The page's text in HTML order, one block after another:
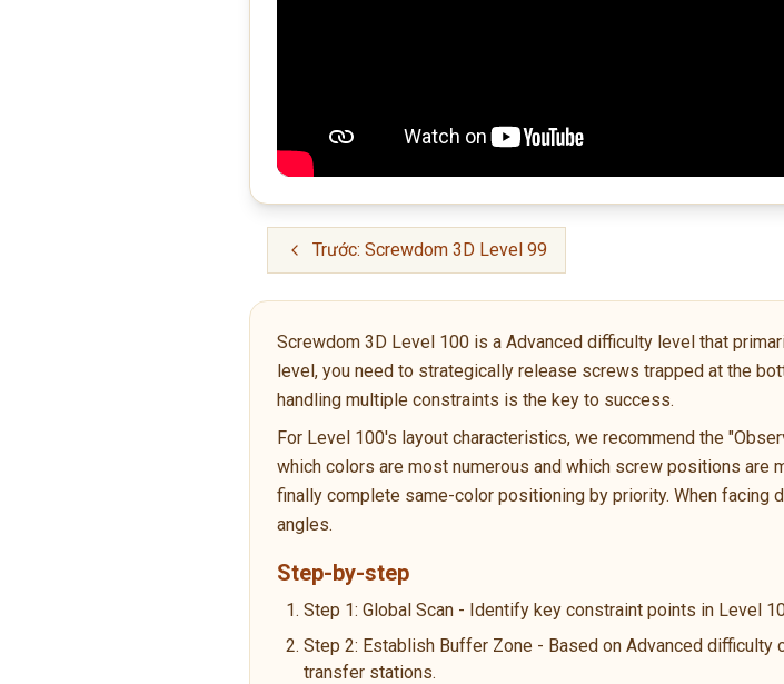
Trước: Screwdom 3D Level 99
Screwdom 3D Level 100 is a Advanced difficulty level that
level, you need to strategically release screws trapped at the
handling multiple constraints is the key to success.
For Level 100's layout characteristics, we recommend the
which colors are most numerous and which screw positions
finally complete same-color positioning by priority. When
angles.
Step-by-step
Step 1: Global Scan - Identify key constraint points in Level
Step 2: Establish Buffer Zone - Based on Advanced
transfer stations.